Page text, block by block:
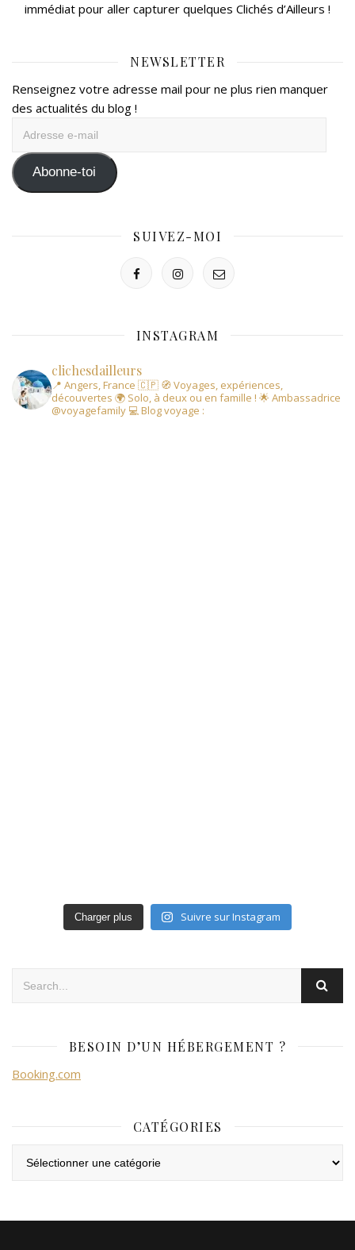
immédiat pour aller capturer quelques Clichés d’Ailleurs !
NEWSLETTER
Renseignez votre adresse mail pour ne plus rien manquer
des actualités du blog !
mail Abonne-toi
SUIVEZ-MOI
INSTAGRAM
clichesdailleurs
📍 Angers, France 🇨🇵 🧭 Voyages, expériences,
découvertes 🌍 Solo, à deux ou en famille ! 🌟 Ambassadrice
@voyagefamily 💻 Blog voyage :
Charger plus Suivre sur Instagram
BESOIN D’UN HÉBERGEMENT ?
Booking.com
CATÉGORIES